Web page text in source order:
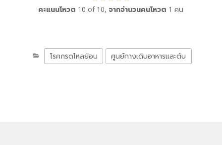
คะแนนโหวต 10 of 10, จากจำนวนคนโหวต 1 คน
โรคกรดไหลย้อน ศูนย์ทางเดินอาหารและตับ